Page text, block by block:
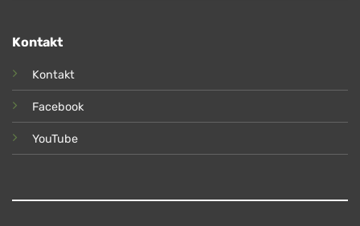
Kontakt
Kontakt
Facebook
YouTube